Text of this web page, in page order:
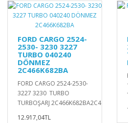
FORD CARGO 2524-
2530- 3230 3227
TURBO 040240
DÖNMEZ
2C466K682BA
FORD CARGO 2524-2530-
3227 3230 TURBO
TURBOŞARJ
12.917,04TL